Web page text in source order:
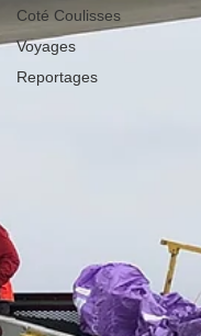
Coté Coulisses
Voyages
Reportages